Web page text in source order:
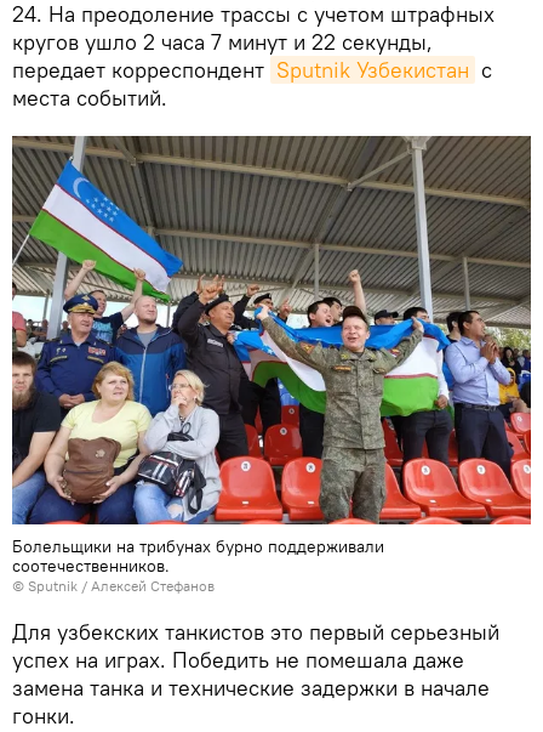
24. На преодоление трассы с учетом штрафных
кругов ушло 2 часа 7 минут и 22 секунды,
передает корреспондент Sputnik Узбекистан с
места событий.
Болельщики на трибунах бурно поддерживали
соотечественников.
© Sputnik / Алексей Стефанов
Для узбекских танкистов это первый серьезный
успех на играх. Победить не помешала даже
замена танка и технические задержки в начале
гонки.